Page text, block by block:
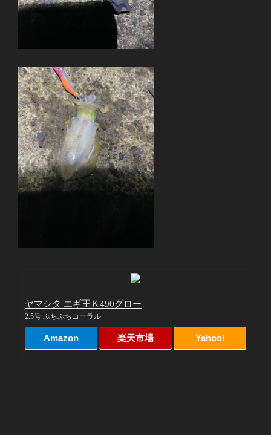
ヤマシタ エギ王Ｋ490グロー
2.5号 ぷちぷちコーラル
Amazon 楽天市場 Yahoo!